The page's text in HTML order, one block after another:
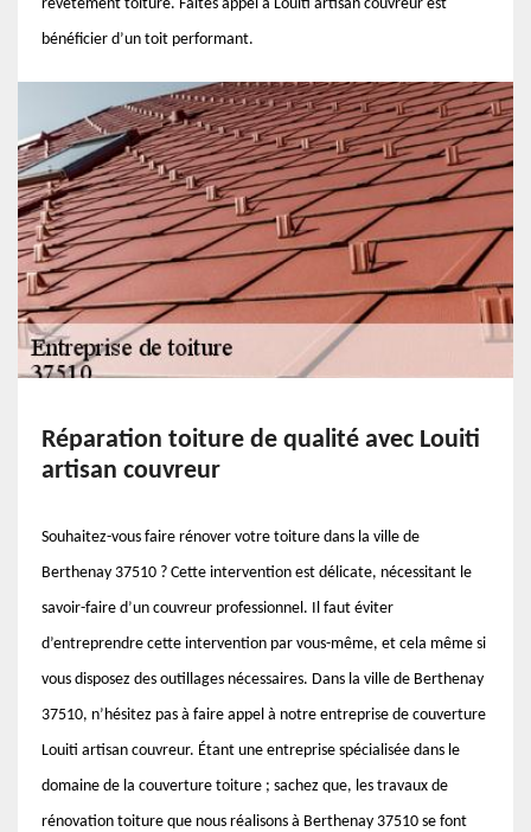
revêtement toiture. Faites appel à Louiti artisan couvreur est
bénéficier d’un toit performant.
Réparation toiture de qualité avec Louiti
artisan couvreur
Souhaitez-vous faire rénover votre toiture dans la ville de
Berthenay 37510 ? Cette intervention est délicate, nécessitant le
savoir-faire d’un couvreur professionnel. Il faut éviter
d’entreprendre cette intervention par vous-même, et cela même si
vous disposez des outillages nécessaires. Dans la ville de Berthenay
37510, n’hésitez pas à faire appel à notre entreprise de couverture
Louiti artisan couvreur. Étant une entreprise spécialisée dans le
domaine de la couverture toiture ; sachez que, les travaux de
rénovation toiture que nous réalisons à Berthenay 37510 se font